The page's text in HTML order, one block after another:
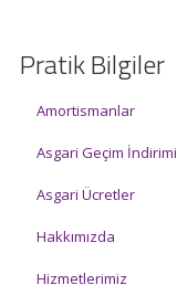
Pratik Bilgiler
Amortismanlar
Asgari Geçim İndirimi
Asgari Ücretler
Hakkımızda
Hizmetlerimiz